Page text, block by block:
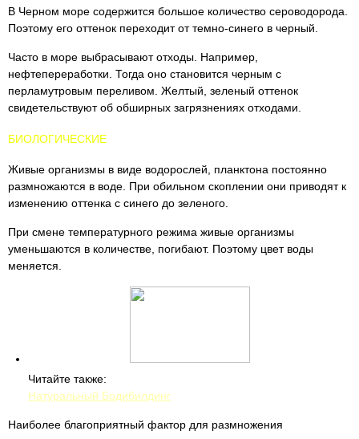
В Черном море содержится большое количество сероводорода.
Поэтому его оттенок переходит от темно-синего в черный.
Часто в море выбрасывают отходы. Например,
нефтепереработки. Тогда оно становится черным с
перламутровым переливом. Желтый, зеленый оттенок
свидетельствуют об обширных загрязнениях отходами.
БИОЛОГИЧЕСКИЕ
Живые организмы в виде водорослей, планктона постоянно
размножаются в воде. При обильном скоплении они приводят к
изменению оттенка с синего до зеленого.
При смене температурного режима живые организмы
уменьшаются в количестве, погибают. Поэтому цвет воды
меняется.
Читайте также:
Натуральный Бодибилдинг
Наиболее благоприятный фактор для размножения